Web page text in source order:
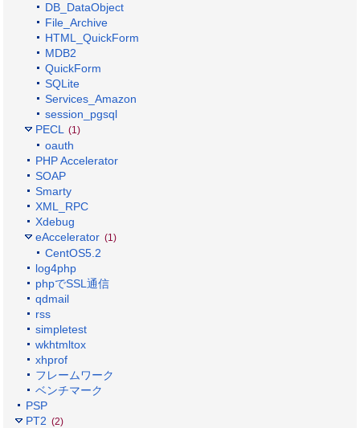
DB_DataObject
File_Archive
HTML_QuickForm
MDB2
QuickForm
SQLite
Services_Amazon
session_pgsql
PECL (1)
oauth
PHP Accelerator
SOAP
Smarty
XML_RPC
Xdebug
eAccelerator (1)
CentOS5.2
log4php
phpでSSL通信
qdmail
rss
simpletest
wkhtmltox
xhprof
フレームワーク
ベンチマーク
PSP
PT2 (2)